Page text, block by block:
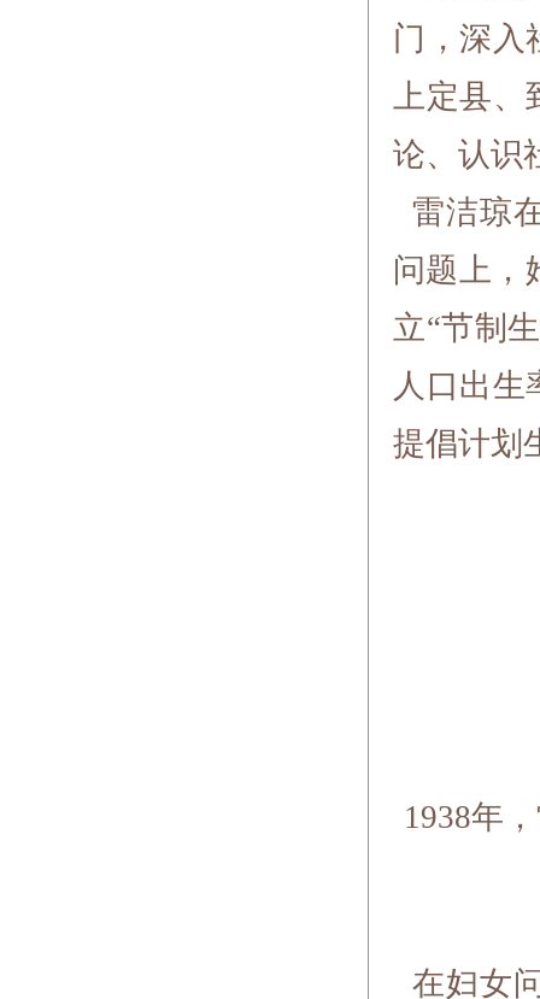
门，深入
上定县、
论、认识
雷洁琼
问题上，
立“节制
人口出生
提倡计划
1938年
在妇女